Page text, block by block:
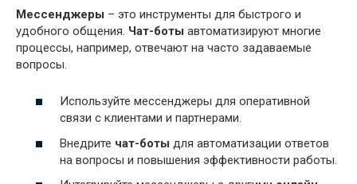
Мессенджеры – это инструменты для быстрого и
удобного общения. Чат-боты автоматизируют многие
процессы, например, отвечают на часто задаваемые
вопросы.
Используйте мессенджеры для оперативной
связи с клиентами и партнерами.
Внедрите чат-боты для автоматизации ответов
на вопросы и повышения эффективности работы.